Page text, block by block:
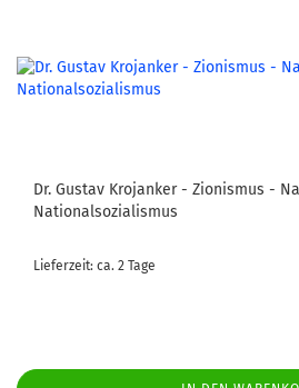
Dr. Gustav Krojanker - Zionismus -
Nationalsozialismus
Lieferzeit: ca. 2 Tage